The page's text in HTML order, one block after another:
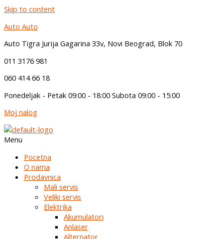
Skip to content
Auto Auto
Auto Tigra Jurija Gagarina 33v, Novi Beograd, Blok 70
011 3176 981
060 414 66 18
Ponedeljak - Petak 09:00 - 18:00 Subota 09:00 - 15:00
Moj nalog
Menu
Pocetna
O nama
Prodavnica
Mali servis
Veliki servis
Elektrika
Akumulatori
Anlaser
Alternator